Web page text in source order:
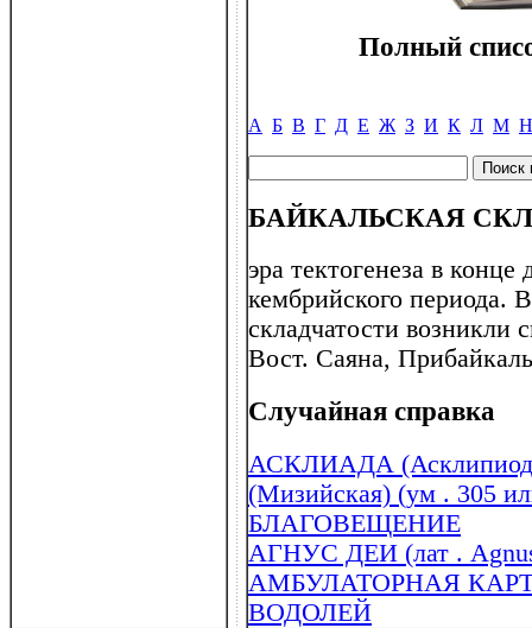
Полный
А Б В Г Д Е Ж З И К Л М Н
БАЙКАЛЬСКАЯ
эра тектогенеза в конце
кембрийского периода.
складчатости возникли
Вост. Саяна,
Случайная справка
АСКЛИАДА
(Мизийская) (ум . 305
БЛАГОВЕЩЕНИЕ
АГНУС ДЕИ (лат .
АМБУЛАТОРНАЯ
ВОДОЛЕЙ